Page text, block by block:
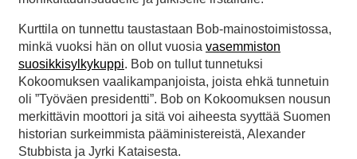
Kurttila on tunnettu taustastaan Bob-mainostoimistossa,
minkä vuoksi hän on ollut vuosia vasemmiston
suosikkisylkykuppi. Bob on tullut tunnetuksi
Kokoomuksen vaalikampanjoista, joista ehkä tunnetuin
oli ”Työväen presidentti”. Bob on Kokoomuksen nousun
merkittävin moottori ja sitä voi aiheesta syyttää Suomen
historian surkeimmista pääministereistä, Alexander
Stubbista ja Jyrki Kataisesta.